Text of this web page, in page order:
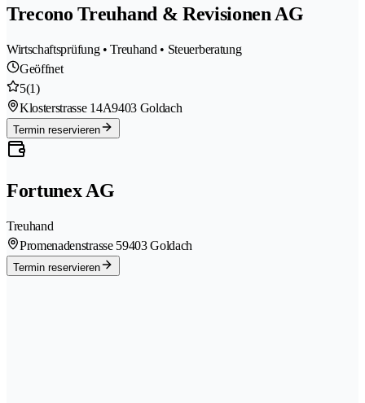
Trecono Treuhand & Revisionen AG
Wirtschaftsprüfung • Treuhand • Steuerberatung
Geöffnet
5(1)
Klosterstrasse 14A9403 Goldach
Termin reservieren
Fortunex AG
Treuhand
Promenadenstrasse 59403 Goldach
Termin reservieren